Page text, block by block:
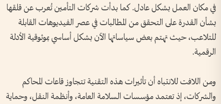
في مكان العمل بشكل عادل. كما بدأت شركات التأمين تُعرب عن قلقها
بشأن القدرة على التحقق من المطالبات في عصر الفيديوهات القابلة
للتلاعب، حيث تهتم بعض سياساتها الآن بشكل أساسي بموثوقية الأدلة
الرقمية.
ومن اللافت للانتباه أن تأثيرات هذه التقنية تتجاوز قاعات المحاكم
والشركات، إذ تعتمد مؤسسات السلامة العامة، وأنظمة النقل، وحماية